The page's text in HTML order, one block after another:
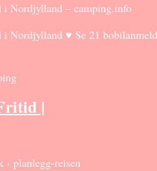
i Nordjylland – camping.info
i Nordjylland ♥ Se 21
|
planlegg-reisen